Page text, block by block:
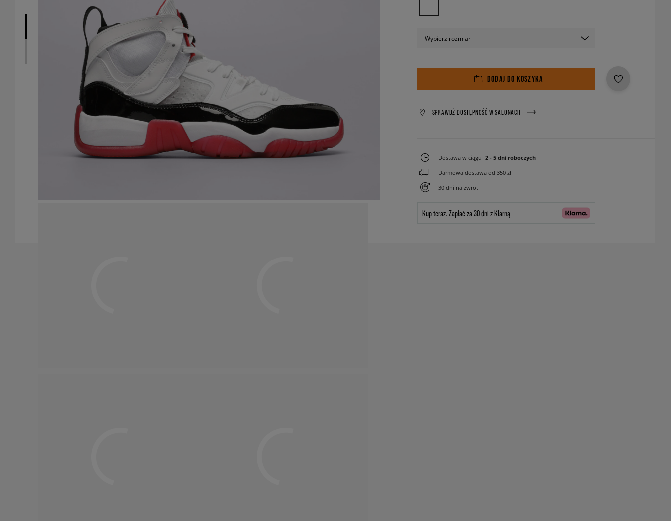
Wybierz rozmiar
DODAJ DO KOSZYKA
SPRAWDŹ DOSTĘPNOŚĆ W SALONACH
Dostawa w ciągu 2 - 5 dni roboczych
Darmowa dostawa od 350 zł
30 dni na zwrot
Kup teraz. Zapłać za 30 dni z Klarną